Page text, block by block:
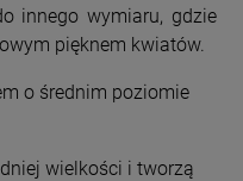
innego wymiaru, gdzie
pięknem kwiatów.
o średnim poziomie
wielkości i tworzą